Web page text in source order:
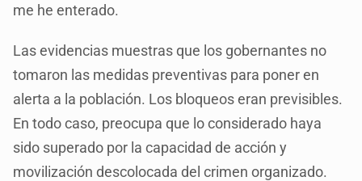
me he enterado.
Las evidencias muestras que los gobernantes no
tomaron las medidas preventivas para poner en
alerta a la población. Los bloqueos eran previsibles.
En todo caso, preocupa que lo considerado haya
sido superado por la capacidad de acción y
movilización descolocada del crimen organizado.